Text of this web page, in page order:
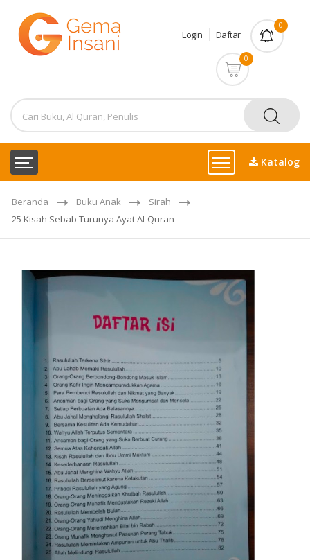
Login Daftar
0
0
Katalog
Beranda Buku Anak
Sirah
25 Kisah Sebab Turunya Ayat Al-Quran